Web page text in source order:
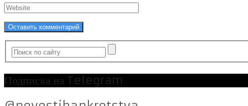
Подписка на Telegram